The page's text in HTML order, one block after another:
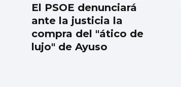
El PSOE denunciará
ante la justicia la
compra del "ático de
lujo" de Ayuso